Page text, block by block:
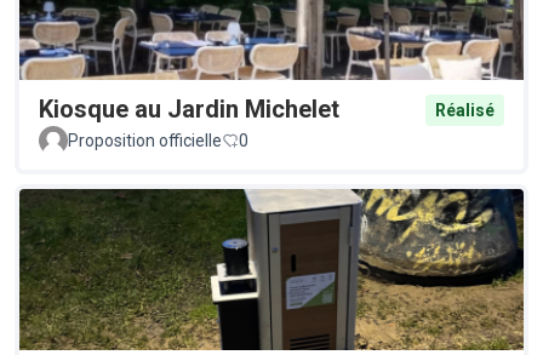
Kiosque au Jardin Michelet
Réalisé
Proposition officielle
0